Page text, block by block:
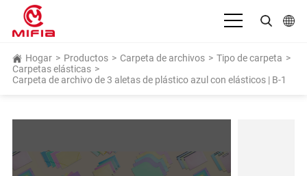
Español
English
Français
Hogar > Productos > Carpeta de archivos > Tipo de carpeta >
Carpetas elásticas >
Carpeta de archivo de 3 aletas de plástico azul con elásticos | B-1